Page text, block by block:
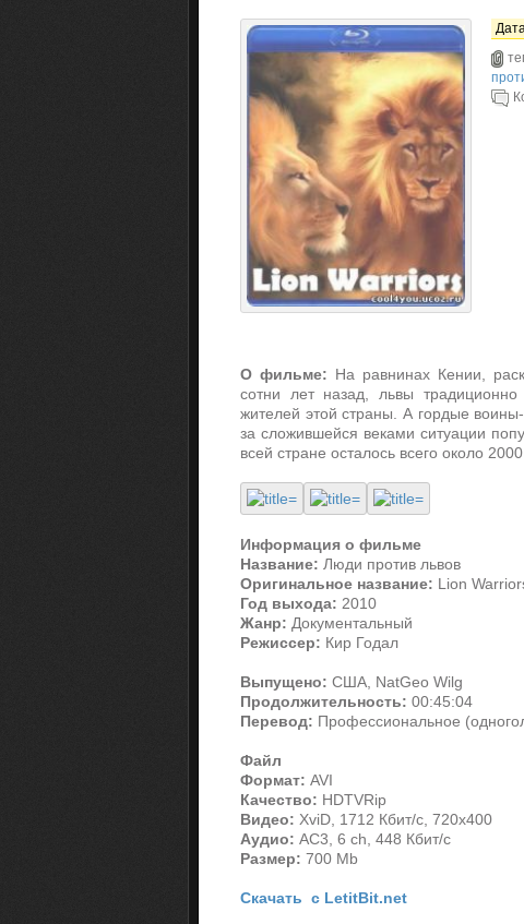
О фильме: На равнинах Кении,
сотни лет назад, львы
жителей этой страны. А гордые
за сложившейся веками ситуации
всей стране осталось всего около
Информация о фильме
Название: Люди против львов
Оригинальное название: Lion
Год выхода: 2010
Жанр: Документальный
Режиссер: Кир Годал
Выпущено: США, NatGeo Wilg
Продолжительность: 00:45:04
Перевод: Профессиональное
Файл
Формат: AVI
Качество: HDTVRip
Видео: XviD, 1712 Кбит/с, 720x400
Аудио: AC3, 6 ch, 448 Кбит/с
Размер: 700 Mb
Скачать с LetitBit.net